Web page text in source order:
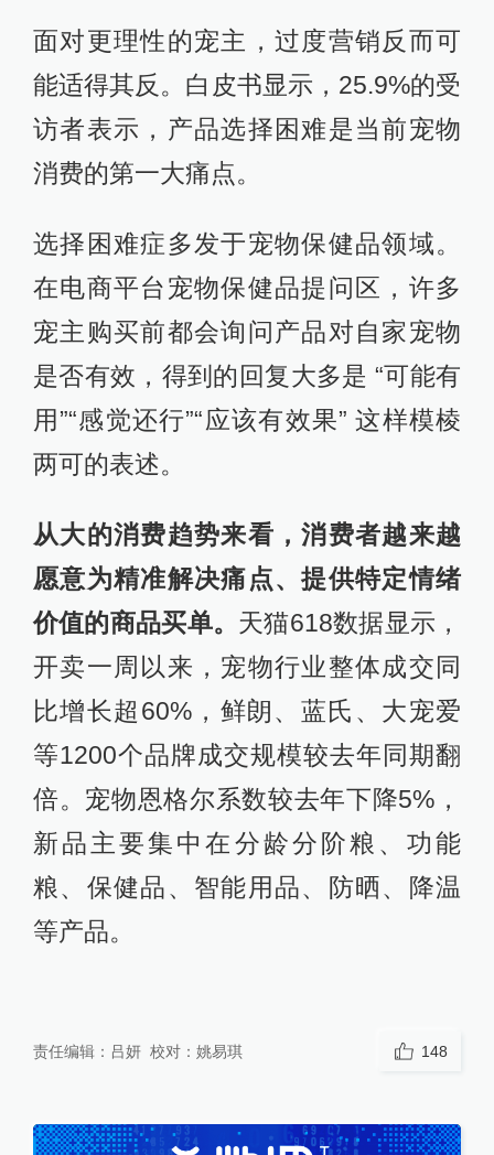
面对更理性的宠主，过度营销反而可
能适得其反。白皮书显示，25.9%的受
访者表示，产品选择困难是当前宠物
消费的第一大痛点。
选择困难症多发于宠物保健品领域。
在电商平台宠物保健品提问区，许多
宠主购买前都会询问产品对自家宠物
是否有效，得到的回复大多是 “可能有
用”“感觉还行”“应该有效果” 这样模棱
两可的表述。
从大的消费趋势来看，消费者越来越
愿意为精准解决痛点、提供特定情绪
价值的商品买单。 天猫618数据显示，
开卖一周以来，宠物行业整体成交同
比增长超60%，鲜朗、蓝氏、大宠爱
等1200个品牌成交规模较去年同期翻
倍。宠物恩格尔系数较去年下降5%，
新品主要集中在分龄分阶粮、功能
粮、保健品、智能用品、防晒、降温
等产品。
责任编辑： 吕妍 校对： 姚易琪 148